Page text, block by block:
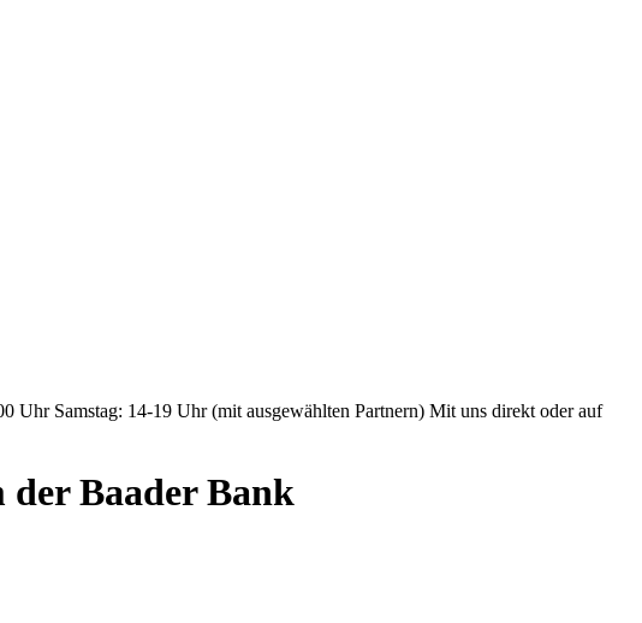
Uhr Samstag: 14-19 Uhr (mit ausgewählten Partnern) Mit uns direkt oder auf
Baader Bank